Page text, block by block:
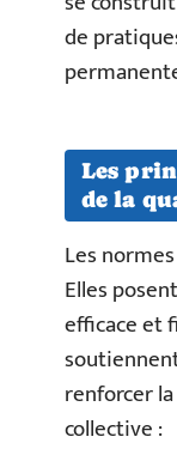
de
Les
de la
Les
Elles
efficace et
renforcer
collective :